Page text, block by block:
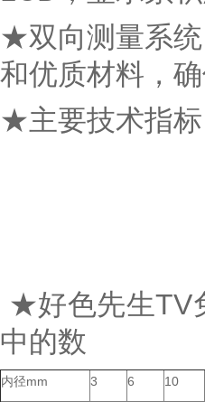
★双向测量系统
和优质材料，
★主要技术指标
★好色先生TV
中的数
内径mm 3 6 10